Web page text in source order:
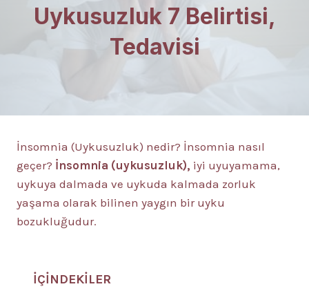
Uykusuzluk 7 Belirtisi,
Tedavisi
İnsomnia (Uykusuzluk) nedir? İnsomnia nasıl
geçer? İnsomnia (uykusuzluk), iyi uyuyamama,
uykuya dalmada ve uykuda kalmada zorluk
yaşama olarak bilinen yaygın bir uyku
bozukluğudur.
İÇİNDEKİLER